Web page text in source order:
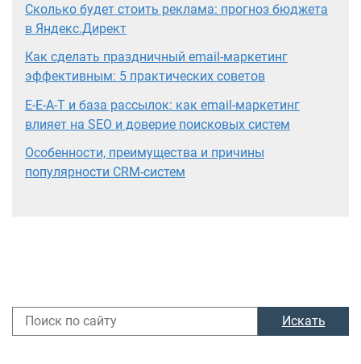
Сколько будет стоить реклама: прогноз бюджета
в Яндекс.Директ
Как сделать праздничный email-маркетинг
эффективным: 5 практических советов
E-E-A-T и база рассылок: как email-маркетинг
влияет на SEO и доверие поисковых систем
Особенности, преимущества и причины
популярности CRM-систем
Искать